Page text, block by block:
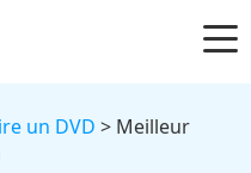
un DVD > Meilleur